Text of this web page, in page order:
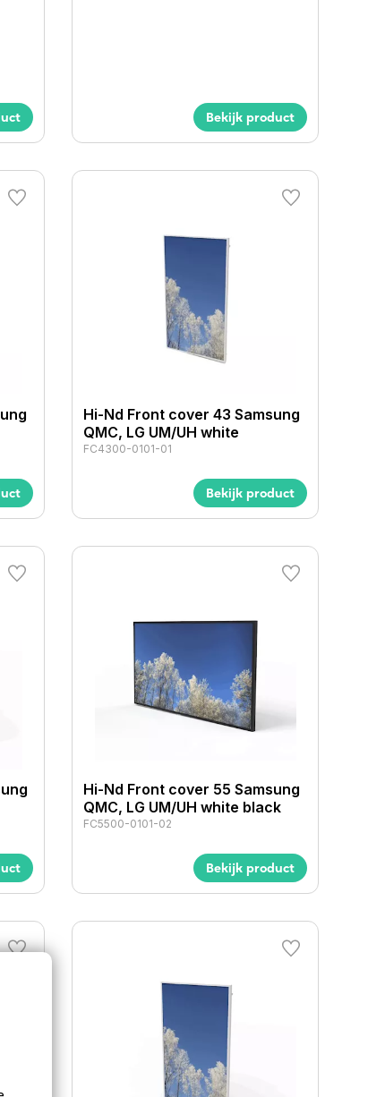
Bekijk product
Hi-Nd Front cover 43 Samsung
QMC, LG UM/UH white
FC4300-0101-01
Bekijk product
Hi-Nd Front cover 55 Samsung
QMC, LG UM/UH white black
FC5500-0101-02
Bekijk product